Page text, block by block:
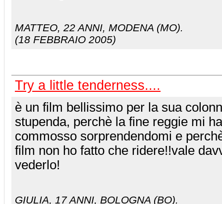
MATTEO, 22 ANNI, MODENA (MO).
(18 FEBBRAIO 2005)
Try a little tenderness....
è un film bellissimo per la sua
stupenda, perchè la fine reggie mi
commosso sorprendendomi e
film non ho fatto che ridere!!vale
vederlo!
GIULIA, 17 ANNI, BOLOGNA (BO).